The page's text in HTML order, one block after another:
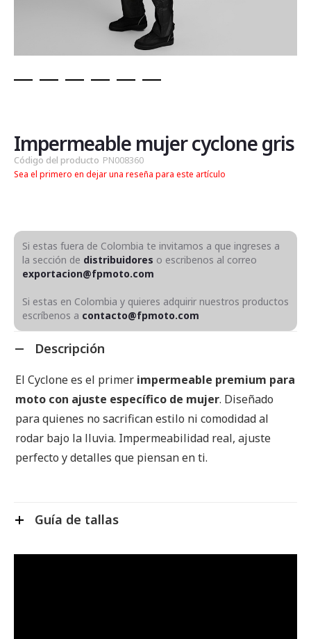
de
la
galería
de
Impermeable mujer cyclone gris
Código del producto PN008360
Sea el primero en dejar una reseña para este artículo
Si estas fuera de Colombia te invitamos a que ingreses a
la sección de distribuidores o escribenos al correo
exportacion@fpmoto.com
Si estas en Colombia y quieres adquirir nuestros productos
escríbenos a contacto@fpmoto.com
Descripción
El Cyclone es el primer impermeable premium para
moto con ajuste específico de mujer. Diseñado
para quienes no sacrifican estilo ni comodidad al
rodar bajo la lluvia. Impermeabilidad real, ajuste
perfecto y detalles que piensan en ti.
Guía de tallas